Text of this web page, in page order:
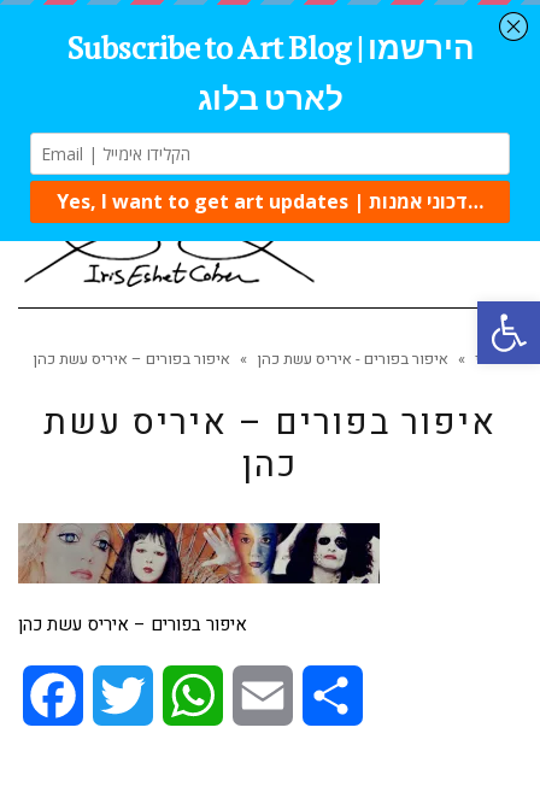
ראשי » איפור בפורים - איריס עשת כהן » איפור בפורים – איריס עשת כהן
איפור בפורים – איריס עשת
כהן
איפור בפורים – איריס עשת כהן
Facebook Twitter WhatsApp Email